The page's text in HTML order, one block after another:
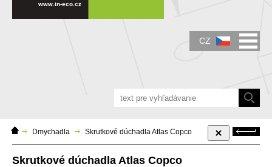
www.in-eco.cz
Domácí
stránka
Dmychadla Skrutkové dúchadla Atlas Copco Zpět
Skrutkové dúchadla Atlas Copco
CZ